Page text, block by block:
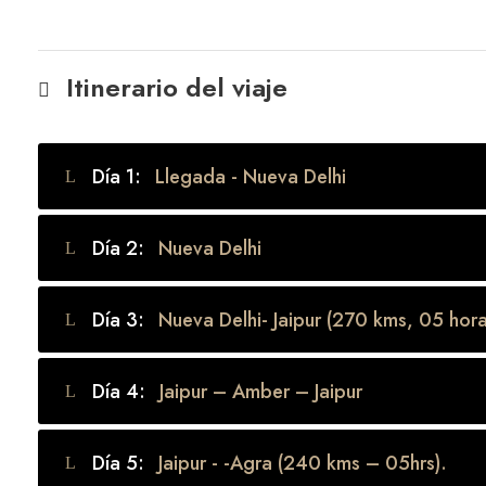
Itinerario del viaje
Día 1: Llegada - Nueva Delhi
Día 2: Nueva Delhi
Día 3: Nueva Delhi- Jaipur (270 kms, 05
Día 4: Jaipur – Amber – Jaipur
Día 5: Jaipur - -Agra (240 kms – 05hrs).